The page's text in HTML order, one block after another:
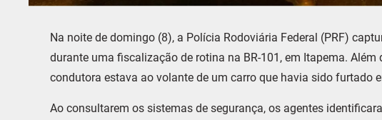
Na noite de domingo (8), a Polícia Rodoviária Federal (PRF)
durante uma fiscalização de rotina na BR-101, em Itapema.
condutora estava ao volante de um carro que havia sido furtado
Ao consultarem os sistemas de segurança, os agentes